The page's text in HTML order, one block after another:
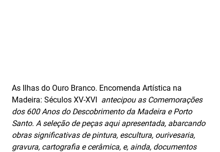
As Ilhas do Ouro Branco. Encomenda Artística na
Madeira: Séculos XV-XVI antecipou as Comemorações
dos 600 Anos do Descobrimento da Madeira e Porto
Santo. A seleção de peças aqui apresentada, abarcando
obras significativas de pintura, escultura, ourivesaria,
gravura, cartografia e cerâmica, e, ainda, documentos